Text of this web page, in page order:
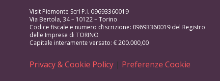
Visit Piemonte Scrl P.I. 09693360019
Via Bertola, 34 – 10122 – Torino
Codice fiscale e numero d’iscrizione: 09693360019 del Registro
delle Imprese di TORINO
Capitale interamente versato: € 200.000,00
Privacy & Cookie Policy | Preferenze Cookie